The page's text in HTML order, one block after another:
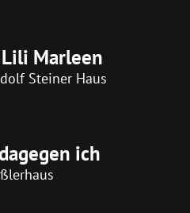
Marleen
Steiner Haus
ich